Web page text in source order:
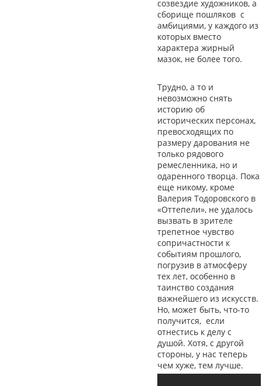
созвездие художников, а
сборище пошляков с
амбициями, у каждого из
которых вместо
характера жирный
мазок, не более того.
Трудно, а то и
невозможно снять
историю об
исторических персонах,
превосходящих по
размеру дарования не
только рядового
ремесленника, но и
одаренного творца. Пока
еще никому, кроме
Валерия Тодоровского в
«Оттепели», не удалось
вызвать в зрителе
трепетное чувство
сопричастности к
событиям прошлого,
погрузив в атмосферу
тех лет, особенно в
таинство создания
важнейшего из искусств.
Но, может быть, что-то
получится, если
отнестись к делу с
душой. Хотя, с другой
стороны, у нас теперь
чем хуже, тем лучше.